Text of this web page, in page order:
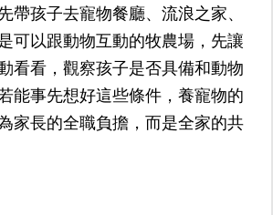
帶孩子去寵物餐廳、流浪之家、
可以跟動物互動的牧農場，先讓
看看，觀察孩子是否具備和動物
能事先想好這些條件，養寵物的
家長的全職負擔，而是全家的共